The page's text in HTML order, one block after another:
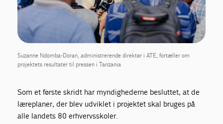
Suzanne Ndomba-Doran, administrerende direktør i ATE, fortæller om
projektets resultater til pressen i Tanzania
Som et første skridt har myndighederne besluttet, at de
læreplaner, der blev udviklet i projektet skal bruges på
alle landets 80 erhvervsskoler.